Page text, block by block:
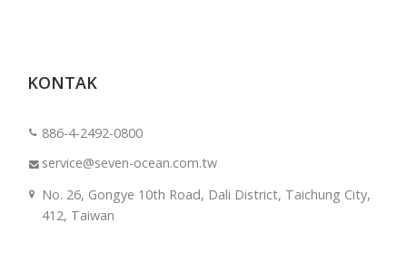
KONTAK
886-4-2492-0800
service@seven-ocean.com.tw
No. 26, Gongye 10th Road, Dali District, Taichung City,
412, Taiwan